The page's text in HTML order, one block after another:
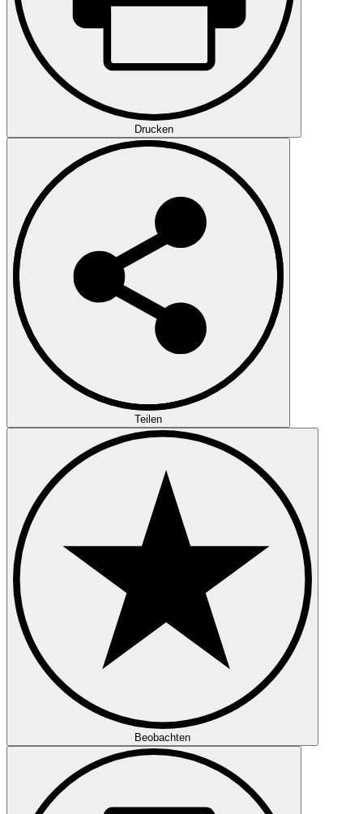
Drucken
Teilen
Beobachten